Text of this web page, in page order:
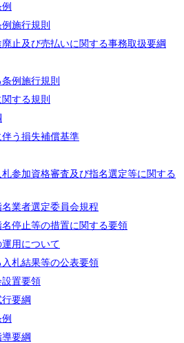
施行規則
止及び売払いに関する事務取扱要綱
例施行規則
する規則
う損失補償基準
参加資格審査及び指名選定等に関する
業者選定委員会規程
停止等の措置に関する要領
用について
札結果等の公表要領
置要領
要綱
要綱